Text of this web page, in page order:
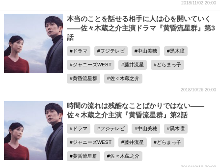
2018/11/02 20:00
本当のことを話せる相手に人は心を開いていく
――佐々木蔵之介主演ドラマ『黄昏流星群』第3
話
ドラマ フジテレビ 中山美穂 黒木瞳
ジャニーズWEST 藤井流星 どらまっ子
黄昏流星群 佐々木蔵之介
2018/10/26 20:00
時間の流れは残酷なことばかりではない――
佐々木蔵之介主演『黄昏流星群』第2話
ドラマ フジテレビ 中山美穂 黒木瞳
ジャニーズWEST 藤井流星 どらまっ子
黄昏流星群 佐々木蔵之介